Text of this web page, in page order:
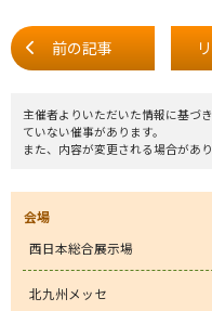
前の記事
主催者よりいただいた情報に基づ
ていない催事があります。
また、内容が変更される場合があ
会場
西日本総合展示場
北九州メッセ